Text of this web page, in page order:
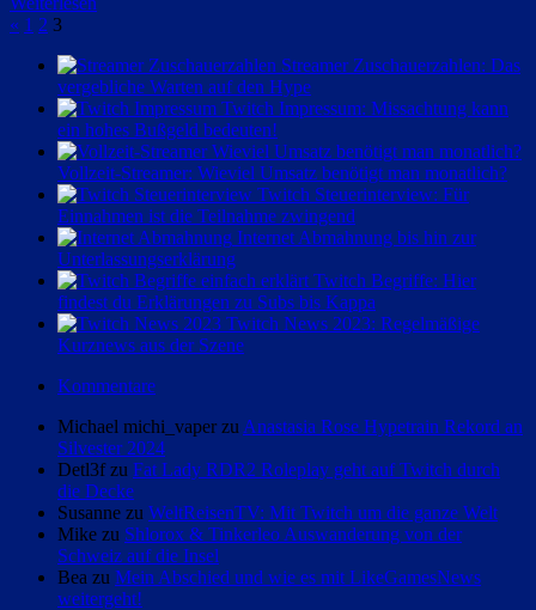
Seitennummerierung
der
Beiträge
« Vorherige
1 2 3
Streamer Zuschauerzahlen: Das
vergebliche Warten auf den Hype
Twitch Impressum: Missachtung kann
ein hohes Bußgeld bedeuten!
Vollzeit-Streamer: Wieviel Umsatz benötigt man monatlich?
Twitch Steuerinterview: Für
Einnahmen ist die Teilnahme zwingend
Internet Abmahnung bis hin zur
Unterlassungserklärung
Twitch Begriffe: Hier
findest du Erklärungen zu Subs bis Kappa
Twitch News 2023: Regelmäßige
Kurznews aus der Szene
Kommentare
Michael michi_vaper zu Anastasia Rose Hypetrain Rekord an
Silvester 2024
Detl3f zu Fat Lady RDR2 Roleplay geht auf Twitch durch
die Decke
Susanne zu WeltReisenTV: Mit Twitch um die ganze Welt
Mike zu Shlorox & Tinkerleo Auswanderung von der
Schweiz auf die Insel
Bea zu Mein Abschied und wie es mit LikeGamesNews
weitergeht!